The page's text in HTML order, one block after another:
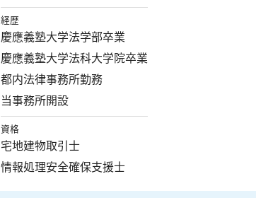
経歴
慶應義塾大学法学部卒業
慶應義塾大学法科大学院卒業
都内法律事務所勤務
当事務所開設
資格
宅地建物取引士
情報処理安全確保支援士